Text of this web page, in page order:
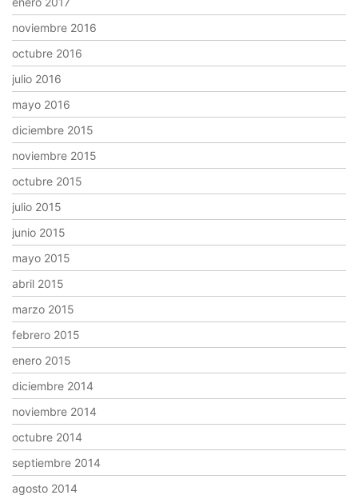
noviembre 2016
octubre 2016
julio 2016
mayo 2016
diciembre 2015
noviembre 2015
octubre 2015
julio 2015
junio 2015
mayo 2015
abril 2015
marzo 2015
febrero 2015
enero 2015
diciembre 2014
noviembre 2014
octubre 2014
septiembre 2014
agosto 2014